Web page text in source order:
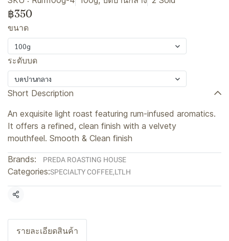
฿350
ขนาด
100g
ระดับบด
บดปานกลาง
Short Description
An exquisite light roast featuring rum-infused aromatics.
It offers a refined, clean finish with a velvety
mouthfeel. Smooth & Clean finish
Brands: PREDA ROASTING HOUSE
Categories:SPECIALTY COFFEE,LTLH
Share
รายละเอียดสินค้า